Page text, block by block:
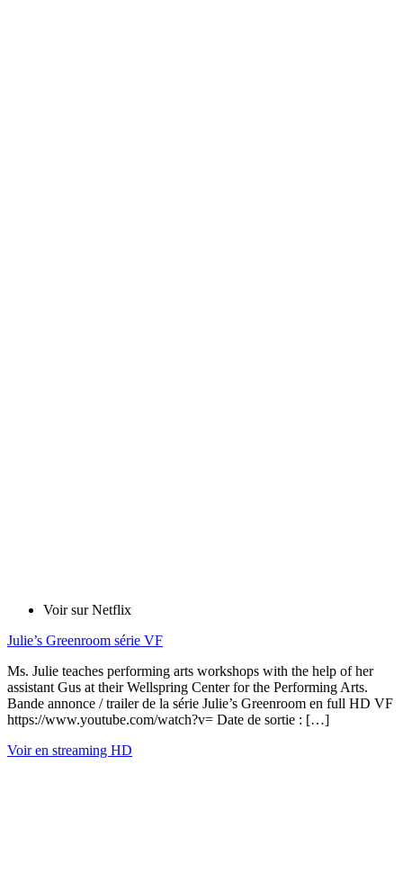
Voir sur Netflix
Julie’s Greenroom série VF
Ms. Julie teaches performing arts workshops with the help of her
assistant Gus at their Wellspring Center for the Performing Arts.
Bande annonce / trailer de la série Julie’s Greenroom en full HD VF
https://www.youtube.com/watch?v= Date de sortie : […]
Voir en streaming HD